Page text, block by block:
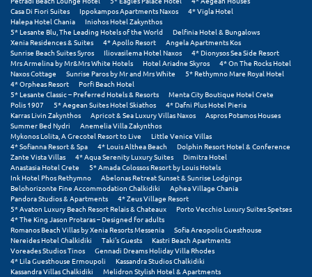
Πρέβεζα
Πύλος
Πύργος
Ρ
Ρέθυμνο
Ρίο
Ρόδος
Σ
Σαλαμίνα
Casa Di Fiori Suites
Ippokampos Apartments Naxos
4* Vigla Hotel
Halepa Hotel Chania
Iniohos Hotel Zakynthos
5* Lesante Blu, The Leading Hotels of the World
Delfinia Hotel & Bungalows
Xenia Residences & Suites
4* Apollo Resort
Angela Apartments Kos
Sunrise Beach Suites Syros
Iliovasilema Hotel Naxos
4* Dionysos Sea Side Resort
Mrs Armelina by Mr&Mrs White Hotels
Hotel Ariadne Skyros
4* On The Rocks Hotel
Naxos Cottage
Sunrise Paros by Mr and Mrs White
5* Rethymno Mare Royal Hotel
4* Orpheas Resort
Porfi Beach Hotel
5* Lesante Classic – Preferred Hotels & Resorts
Menta City Boutique Hotel Crete
Polis 1907
5* Aegean Suites Hotel Skiathos
4* Dafni Plus Hotel Pieria
Karras Livin Zakynthos
Apricot & Sea Luxury Villas Naxos
Aspros Potamos Houses
Summer Bed Nydri
Anemelia Villa Zakynthos
Mykonos Lolita, A Grecotel Resort to Live
Little Venice Villas
4* Sofianna Resort & Spa
4* Louis Althea Beach
Dolphin Resort Hotel & Conference
Zante Vista Villas
4* Aqua Serenity Luxury Suites
Dimitra Hotel
Anastasia Hotel Crete
5* Amada Colossos Resort by Louis Hotels
Ink Hotel Phos Rethymno
Abelonas Retreat Sunset & Sunrise Lodgings
Belohorizonte Fine Accommodation Chalkidiki
Aphea Village Chania
Pandora Studios & Apartments
4* Zeus Village Resort
5* Avaton Luxury Beach Resort Relais & Chateaux
Porto Vecchio Luxury Suites Spetses
4* The King Jason Protaras – Designed for adults
Romanos Beach Villas by Xenia Resorts Messenia
Sofia Areopolis Guesthouse
Nereides Hotel Chalkidiki
Taki's Guests
Kastri Beach Apartments
Voreades Studios Tinos
Gennadi Dreams Holiday Villa Rhodes
4* Lila Guesthouse Ermoupoli
Kassandra Studios Chalkidiki
Kassandra Villas Chalkidiki
Melidron Stylish Hotel & Apartments